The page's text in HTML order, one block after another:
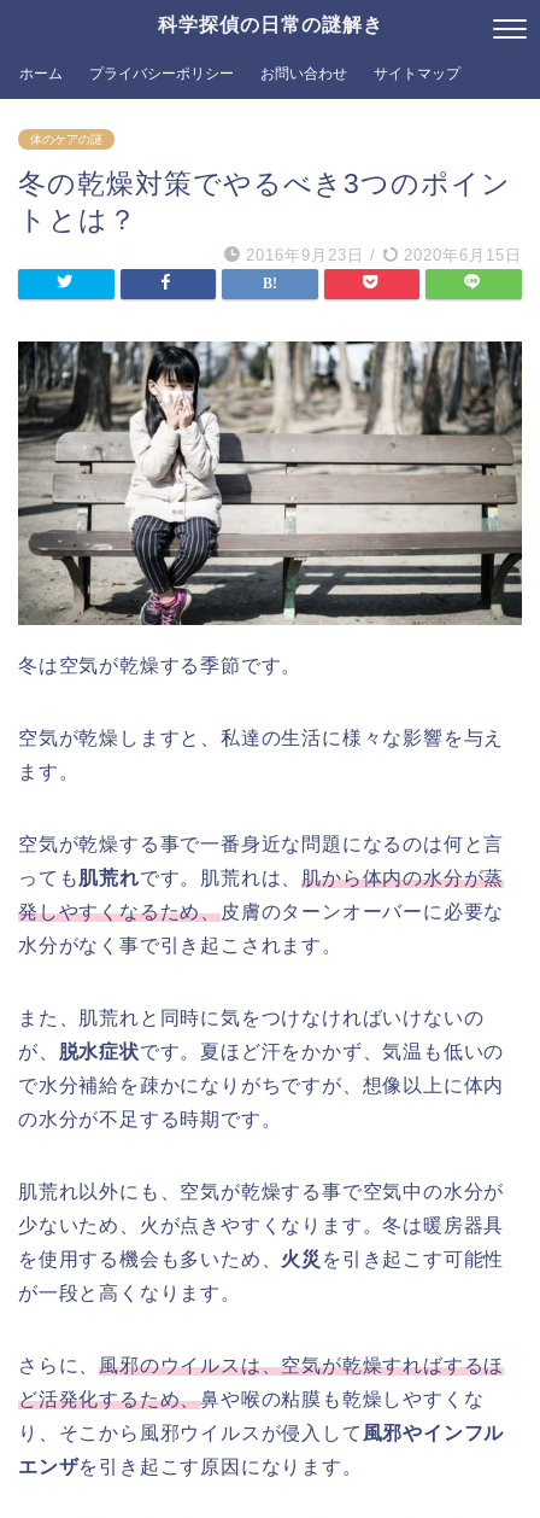
科学探偵の日常の謎解き
ホーム プライバシーポリシー お問い合わせ サイトマップ
体のケアの謎
冬の乾燥対策でやるべき3つのポイン
トとは？
2016年9月23日 / 2020年6月15日
冬は空気が乾燥する季節です。
空気が乾燥しますと、私達の生活に様々な影響を与え
ます。
空気が乾燥する事で一番身近な問題になるのは何と言
っても肌荒れです。肌荒れは、肌から体内の水分が蒸
発しやすくなるため、皮膚のターンオーバーに必要な
水分がなく事で引き起こされます。
また、肌荒れと同時に気をつけなければいけないの
が、 脱水症状です。夏ほど汗をかかず、気温も低いの
で水分補給を疎かになりがちですが、想像以上に体内
の水分が不足する時期です。
肌荒れ以外にも、空気が乾燥する事で空気中の水分が
少ないため、火が点きやすくなります。冬は暖房器具
を使用する機会も多いため、 火災 を引き起こす可能性
が一段と高くなります。
さらに、風邪のウイルスは、空気が乾燥すればするほ
ど活発化するため、鼻や喉の粘膜も乾燥しやすくな
り、そこから風邪ウイルスが侵入して 風邪やインフル
エンザを引き起こす原因になります。